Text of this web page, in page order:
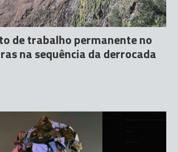
de trabalho permanente no
na sequência da derrocada